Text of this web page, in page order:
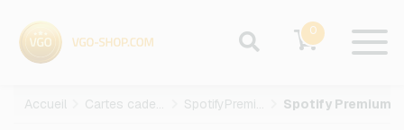
0
Accueil Cartes cadeaux SpotifyPremium